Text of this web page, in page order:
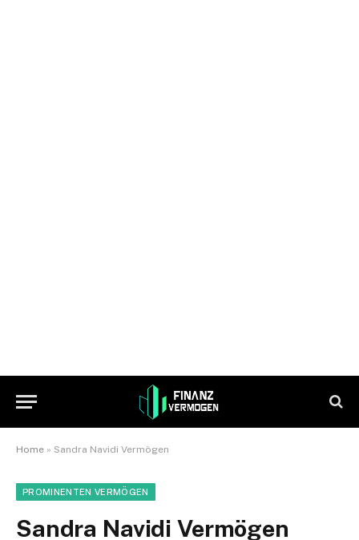
Home » Sandra Navidi Vermögen
PROMINENTEN VERMÖGEN
Sandra Navidi Vermögen